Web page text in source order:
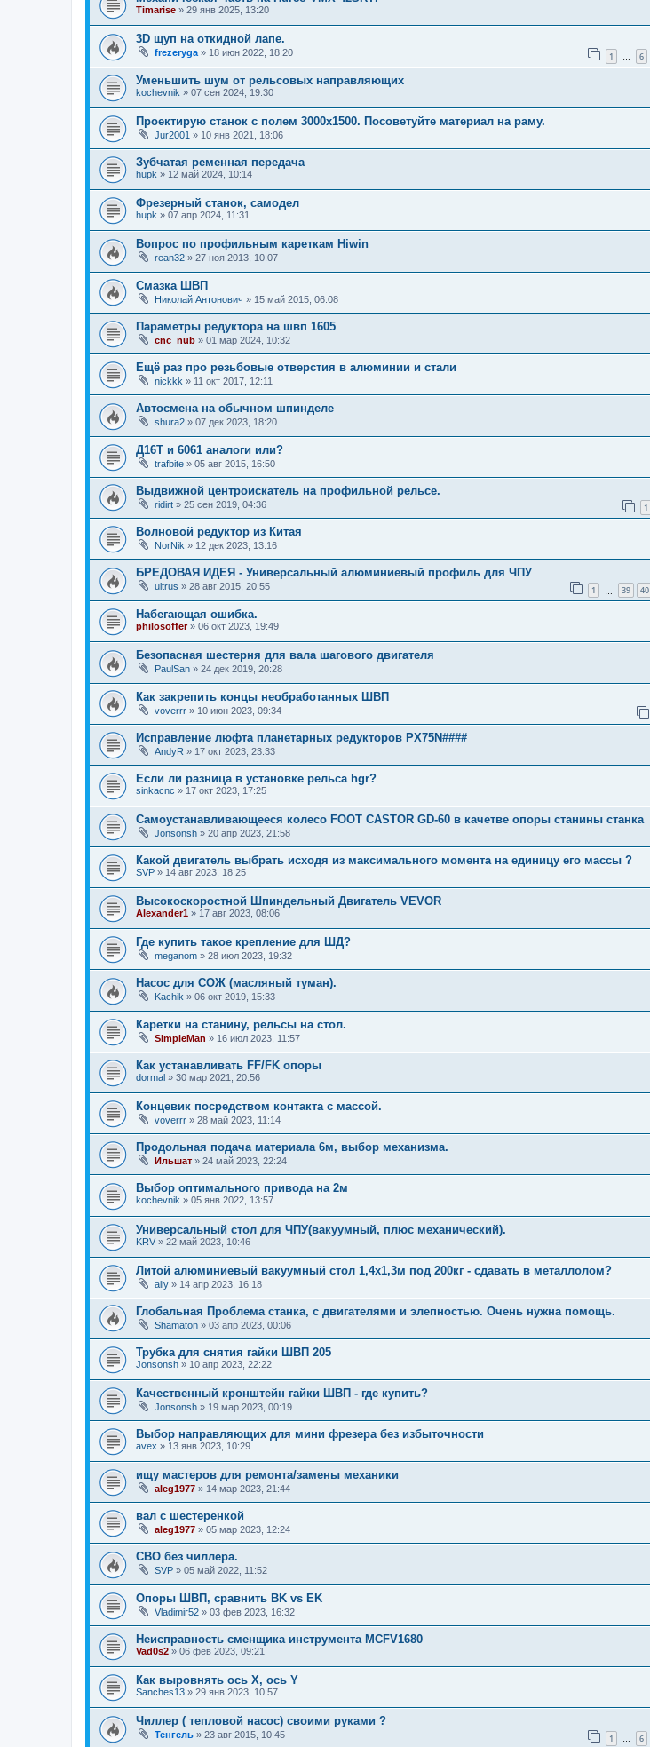
Timarise » 29 янв 2025, 13:20
3D щуп на откидной лапе.
frezeryga » 18 июн 2022, 18:20 1 … 6
Уменьшить шум от рельсовых направляющих
kochevnik » 07 сен 2024, 19:30
Проектирую станок с полем 3000x1500. Посоветуйте материал на раму.
Jur2001 » 10 янв 2021, 18:06
Зубчатая ременная передача
hupk » 12 май 2024, 10:14
Фрезерный станок, самодел
hupk » 07 апр 2024, 11:31
Вопрос по профильным кареткам Hiwin
rean32 » 27 ноя 2013, 10:07
Смазка ШВП
Николай Антонович » 15 май 2015, 06:08
Параметры редуктора на швп 1605
cnc_nub » 01 мар 2024, 10:32
Ещё раз про резьбовые отверстия в алюминии и стали
nickkk » 11 окт 2017, 12:11
Автосмена на обычном шпинделе
shura2 » 07 дек 2023, 18:20
Д16Т и 6061 аналоги или?
trafbite » 05 авг 2015, 16:50
Выдвижной центроискатель на профильной рельсе.
ridirt » 25 сен 2019, 04:36 1
Волновой редуктор из Китая
NorNik » 12 дек 2023, 13:16
БРЕДОВАЯ ИДЕЯ - Универсальный алюминиевый профиль для ЧПУ
ultrus » 28 авг 2015, 20:55 1 39 40
Набегающая ошибка.
philosoffer» 06 окт 2023, 19:49
Безопасная шестерня для вала шагового двигателя
PaulSan » 24 дек 2019, 20:28
Как закрепить концы необработанных ШВП
voverrr » 10 июн 2023, 09:34
Исправление люфта планетарных редукторов PX75N####
AndyR » 17 окт 2023, 23:33
Если ли разница в установке рельса hgr?
sinkacnc » 17 окт 2023, 17:25
Самоустанавливающееся колесо FOOT CASTOR GD-60 в качетве опоры станины станка
Jonsonsh » 20 апр 2023, 21:58
Какой двигатель выбрать исходя из максимального момента на единицу его массы ?
SVP » 14 авг 2023, 18:25
Высокоскоростной Шпиндельный Двигатель VEVOR
Alexander1 » 17 авг 2023, 08:06
Где купить такое крепление для ШД?
meganom » 28 июл 2023, 19:32
Насос для СОЖ (масляный туман).
Kachik » 06 окт 2019, 15:33
Каретки на станину, рельсы на стол.
SimpleMan » 16 июл 2023, 11:57
Как устанавливать FF/FK опоры
dormal » 30 мар 2021, 20:56
Концевик посредством контакта с массой.
voverrr » 28 май 2023, 11:14
Продольная подача материала 6м, выбор механизма.
Ильшат » 24 май 2023, 22:24
Выбор оптимального привода на 2м
kochevnik » 05 янв 2022, 13:57
Универсальный стол для ЧПУ(вакуумный, плюс механический).
KRV » 22 май 2023, 10:46
Литой алюминиевый вакуумный стол 1,4х1,3м под 200кг - сдавать в металлолом?
ally » 14 апр 2023, 16:18
Глобальная Проблема станка, с двигателями и элепностью. Очень нужна помощь.
Shamaton » 03 апр 2023, 00:06
Трубка для снятия гайки ШВП 205
Jonsonsh » 10 апр 2023, 22:22
Качественный кронштейн гайки ШВП - где купить?
Jonsonsh » 19 мар 2023, 00:19
Выбор направляющих для мини фрезера без избыточности
avex » 13 янв 2023, 10:29
ищу мастеров для ремонта/замены механики
aleg1977 » 14 мар 2023, 21:44
вал с шестеренкой
aleg1977 » 05 мар 2023, 12:24
СВО без чиллера.
SVP » 05 май 2022, 11:52
Опоры ШВП, сравнить BK vs EK
Vladimir52 » 03 фев 2023, 16:32
Неисправность сменщика инструмента MCFV1680
Vad0s2 » 06 фев 2023, 09:21
Как выровнять ось X, ось Y
Sanches13 » 29 янв 2023, 10:57
Чиллер ( тепловой насос) своими руками ?
Тенгель » 23 авг 2015, 10:45 1 … 6